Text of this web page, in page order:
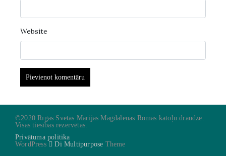
Website
©2020 Rīgas Svētās Marijas Magdalēnas Romas katoļu draudze.
Visas tiesības rezervētas.
Privātuma politika
WordPress
Di Multipurpose Theme